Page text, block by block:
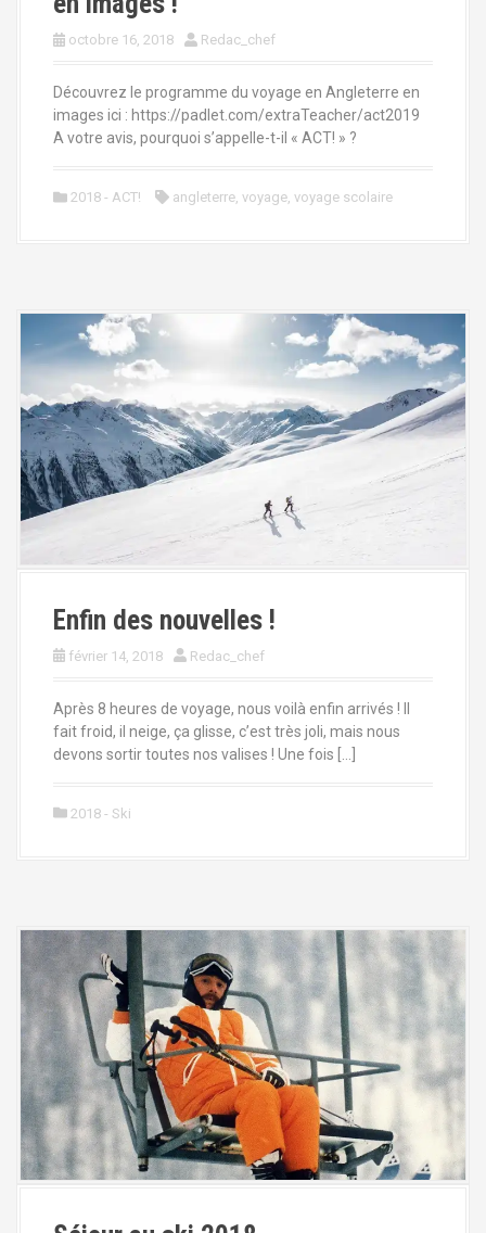
octobre 16, 2018 Redac_chef
Découvrez le programme du voyage en Angleterre en
images ici : https://padlet.com/extraTeacher/act2019
A votre avis, pourquoi s’appelle-t-il « ACT! » ?
2018 - ACT! angleterre, voyage, voyage scolaire
Enfin des nouvelles !
février 14, 2018 Redac_chef
Après 8 heures de voyage, nous voilà enfin arrivés ! Il
fait froid, il neige, ça glisse, c’est très joli, mais nous
devons sortir toutes nos valises ! Une fois […]
2018 - Ski